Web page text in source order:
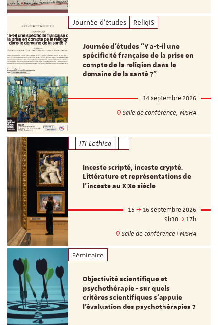
Journée d'études ReligiS
Journée d’études "Y a-t-il une
spécificité française de la prise en
compte de la religion dans le
domaine de la santé ?"
14 septembre 2026
Salle de conférence, MISHA
ITI Lethica
Inceste scripté, inceste crypté.
Littérature et représentations de
l’inceste au XIXe siècle
15
16 septembre 2026
9h30
17h
Salle de conférence | MISHA
Séminaire
Objectivité scientifique et
psychothérapie - sur quels
critères scientifiques s'appuie
l'évaluation des psychothérapies ?